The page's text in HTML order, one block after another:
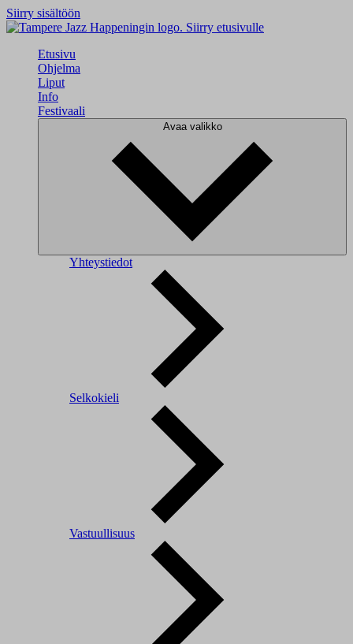
Siirry sisältöön
Siirry etusivulle
Etusivu
Ohjelma
Liput
Info
Festivaali
Avaa valikko
Yhteystiedot
Selkokieli
Vastuullisuus